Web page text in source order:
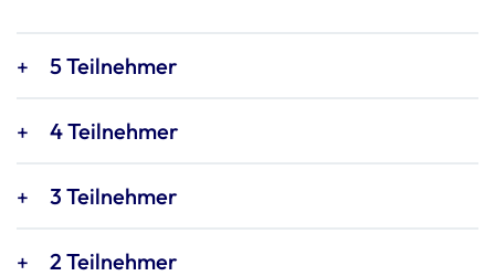
5 Teilnehmer
4 Teilnehmer
3 Teilnehmer
2 Teilnehmer